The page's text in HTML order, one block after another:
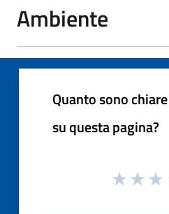
Ambiente
Quanto sono
su questa pagina?